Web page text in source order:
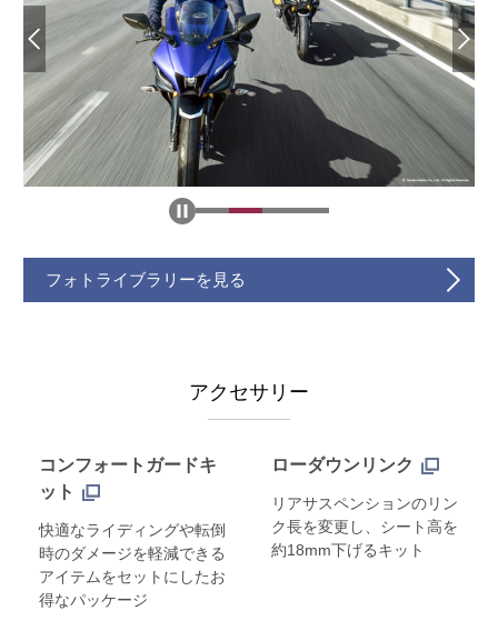
フォトライブラリーを見る
アクセサリー
コンフォートガードキ
ット
快適なライディングや転倒
時のダメージを軽減できる
アイテムをセットにしたお
得なパッケージ
ローダウンリンク
リアサスペンションのリン
ク長を変更し、シート高を
約18mm下げるキット